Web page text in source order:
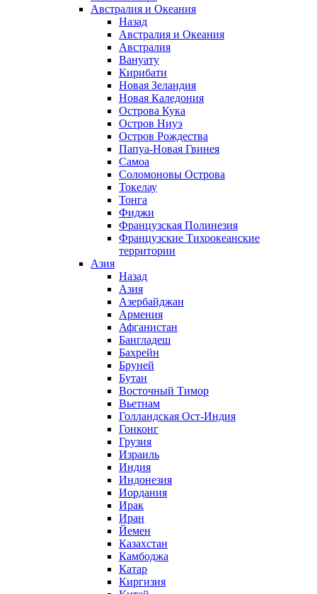
Австралия и Океания
Назад
Австралия и Океания
Австралия
Вануату
Кирибати
Новая Зеландия
Новая Каледония
Острова Кука
Остров Ниуэ
Остров Рождества
Папуа-Новая Гвинея
Самоа
Соломоновы Острова
Токелау
Тонга
Фиджи
Французская Полинезия
Французские Тихоокеанские
территории
Азия
Назад
Азия
Азербайджан
Армения
Афганистан
Бангладеш
Бахрейн
Бруней
Бутан
Восточный Тимор
Вьетнам
Голландская Ост-Индия
Гонконг
Грузия
Израиль
Индия
Индонезия
Иордания
Ирак
Иран
Йемен
Казахстан
Камбоджа
Катар
Киргизия